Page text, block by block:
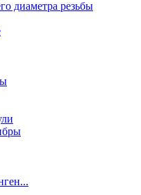
диаметра резьбы